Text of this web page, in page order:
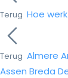
Terug Hoe
Terug Almere
Assen Breda